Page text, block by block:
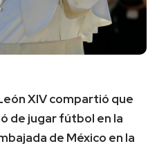
XIV compartió que
de jugar fútbol en la
de México en la